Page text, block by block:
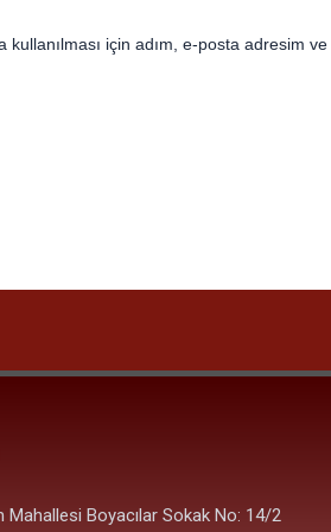
kullanılması için adım, e-posta adresim
Mahallesi Boyacılar Sokak No: 14/2